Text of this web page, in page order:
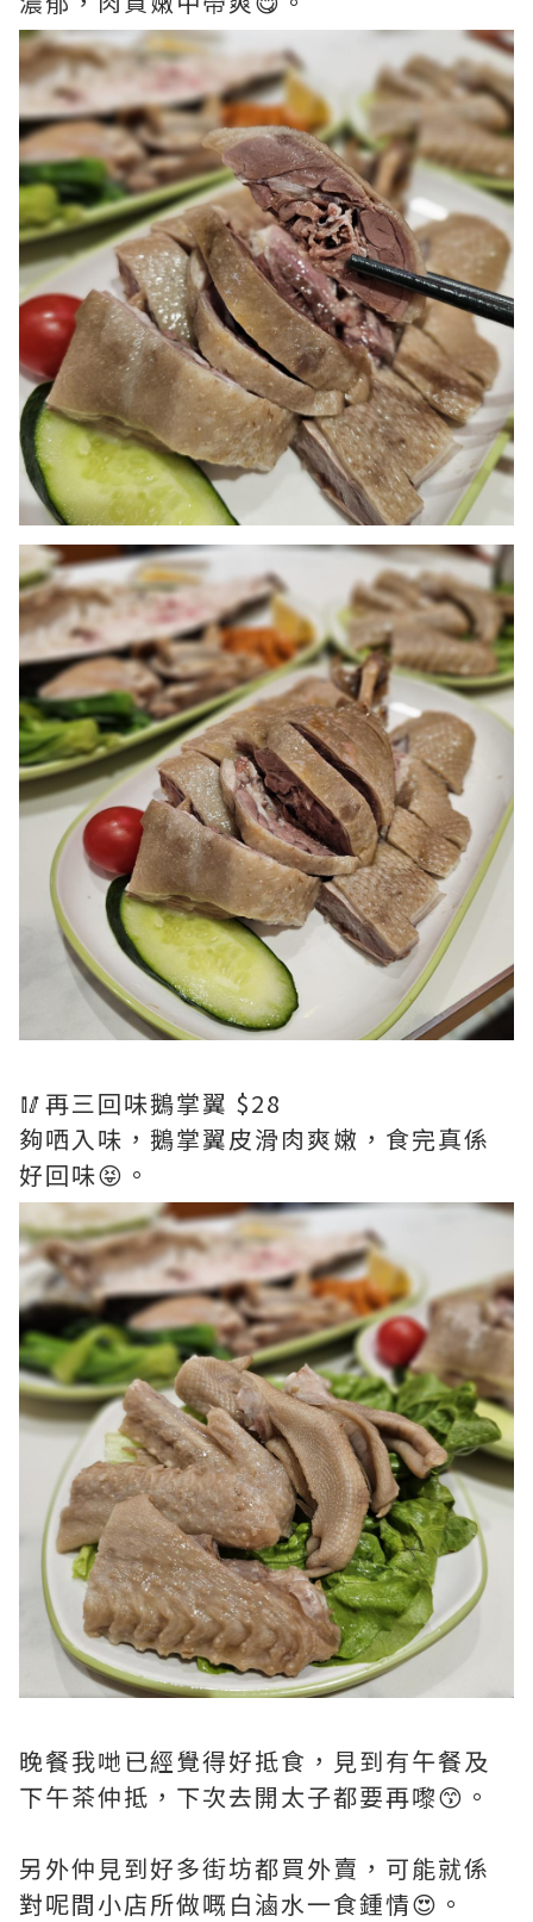
🥢再三回味鵝掌翼 $28
夠哂入味，鵝掌翼皮滑肉爽嫩，食完真係
好回味😝。
晚餐我哋已經覺得好抵食，見到有午餐及
下午茶仲抵，下次去開太子都要再嚟😙。
另外仲見到好多街坊都買外賣，可能就係
對呢間小店所做嘅白滷水一食鍾情😍。